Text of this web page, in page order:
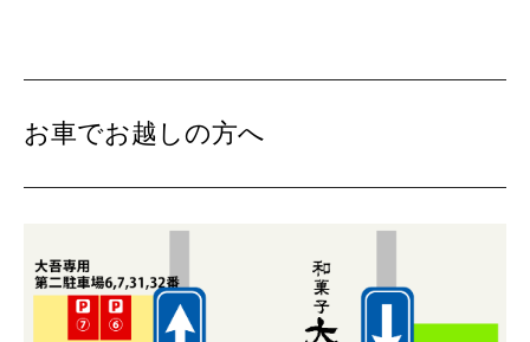
お車でお越しの方へ